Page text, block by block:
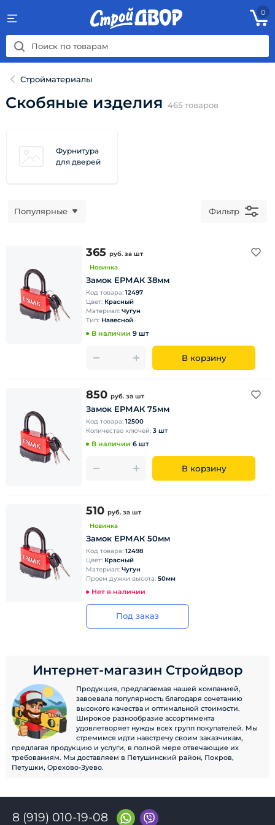
0
Стройматериалы
Скобяные изделия 465 товаров
Фурнитура
для дверей
Популярные Фильтр
365 руб. за шт
Новинка
Замок ЕРМАК 38мм
Код товара: 12497
Цвет: Красный
Материал: Чугун
Тип: Навесной
В наличии 9 шт
В корзину
850 руб. за шт
Замок ЕРМАК 75мм
Код товара: 12500
Количество ключей: 3 шт
В наличии 6 шт
В корзину
510 руб. за шт
Новинка
Замок ЕРМАК 50мм
Код товара: 12498
Цвет: Красный
Материал: Чугун
Проем дужки высота: 50мм
Нет в наличии
Под заказ
Интернет-магазин Стройдвор
Продукция, предлагаемая нашей компанией,
завоевала популярность благодаря сочетанию
высокого качества и оптимальной стоимости.
Широкое разнообразие ассортимента
удовлетворяет нужды всех групп покупателей. Мы
стремимся идти навстречу своим заказчикам,
предлагая продукцию и услуги, в полной мере отвечающие их
требованиям. Мы доставляем в Петушинский район, Покров,
Петушки, Орехово-Зуево.
8 (919) 010-19-08